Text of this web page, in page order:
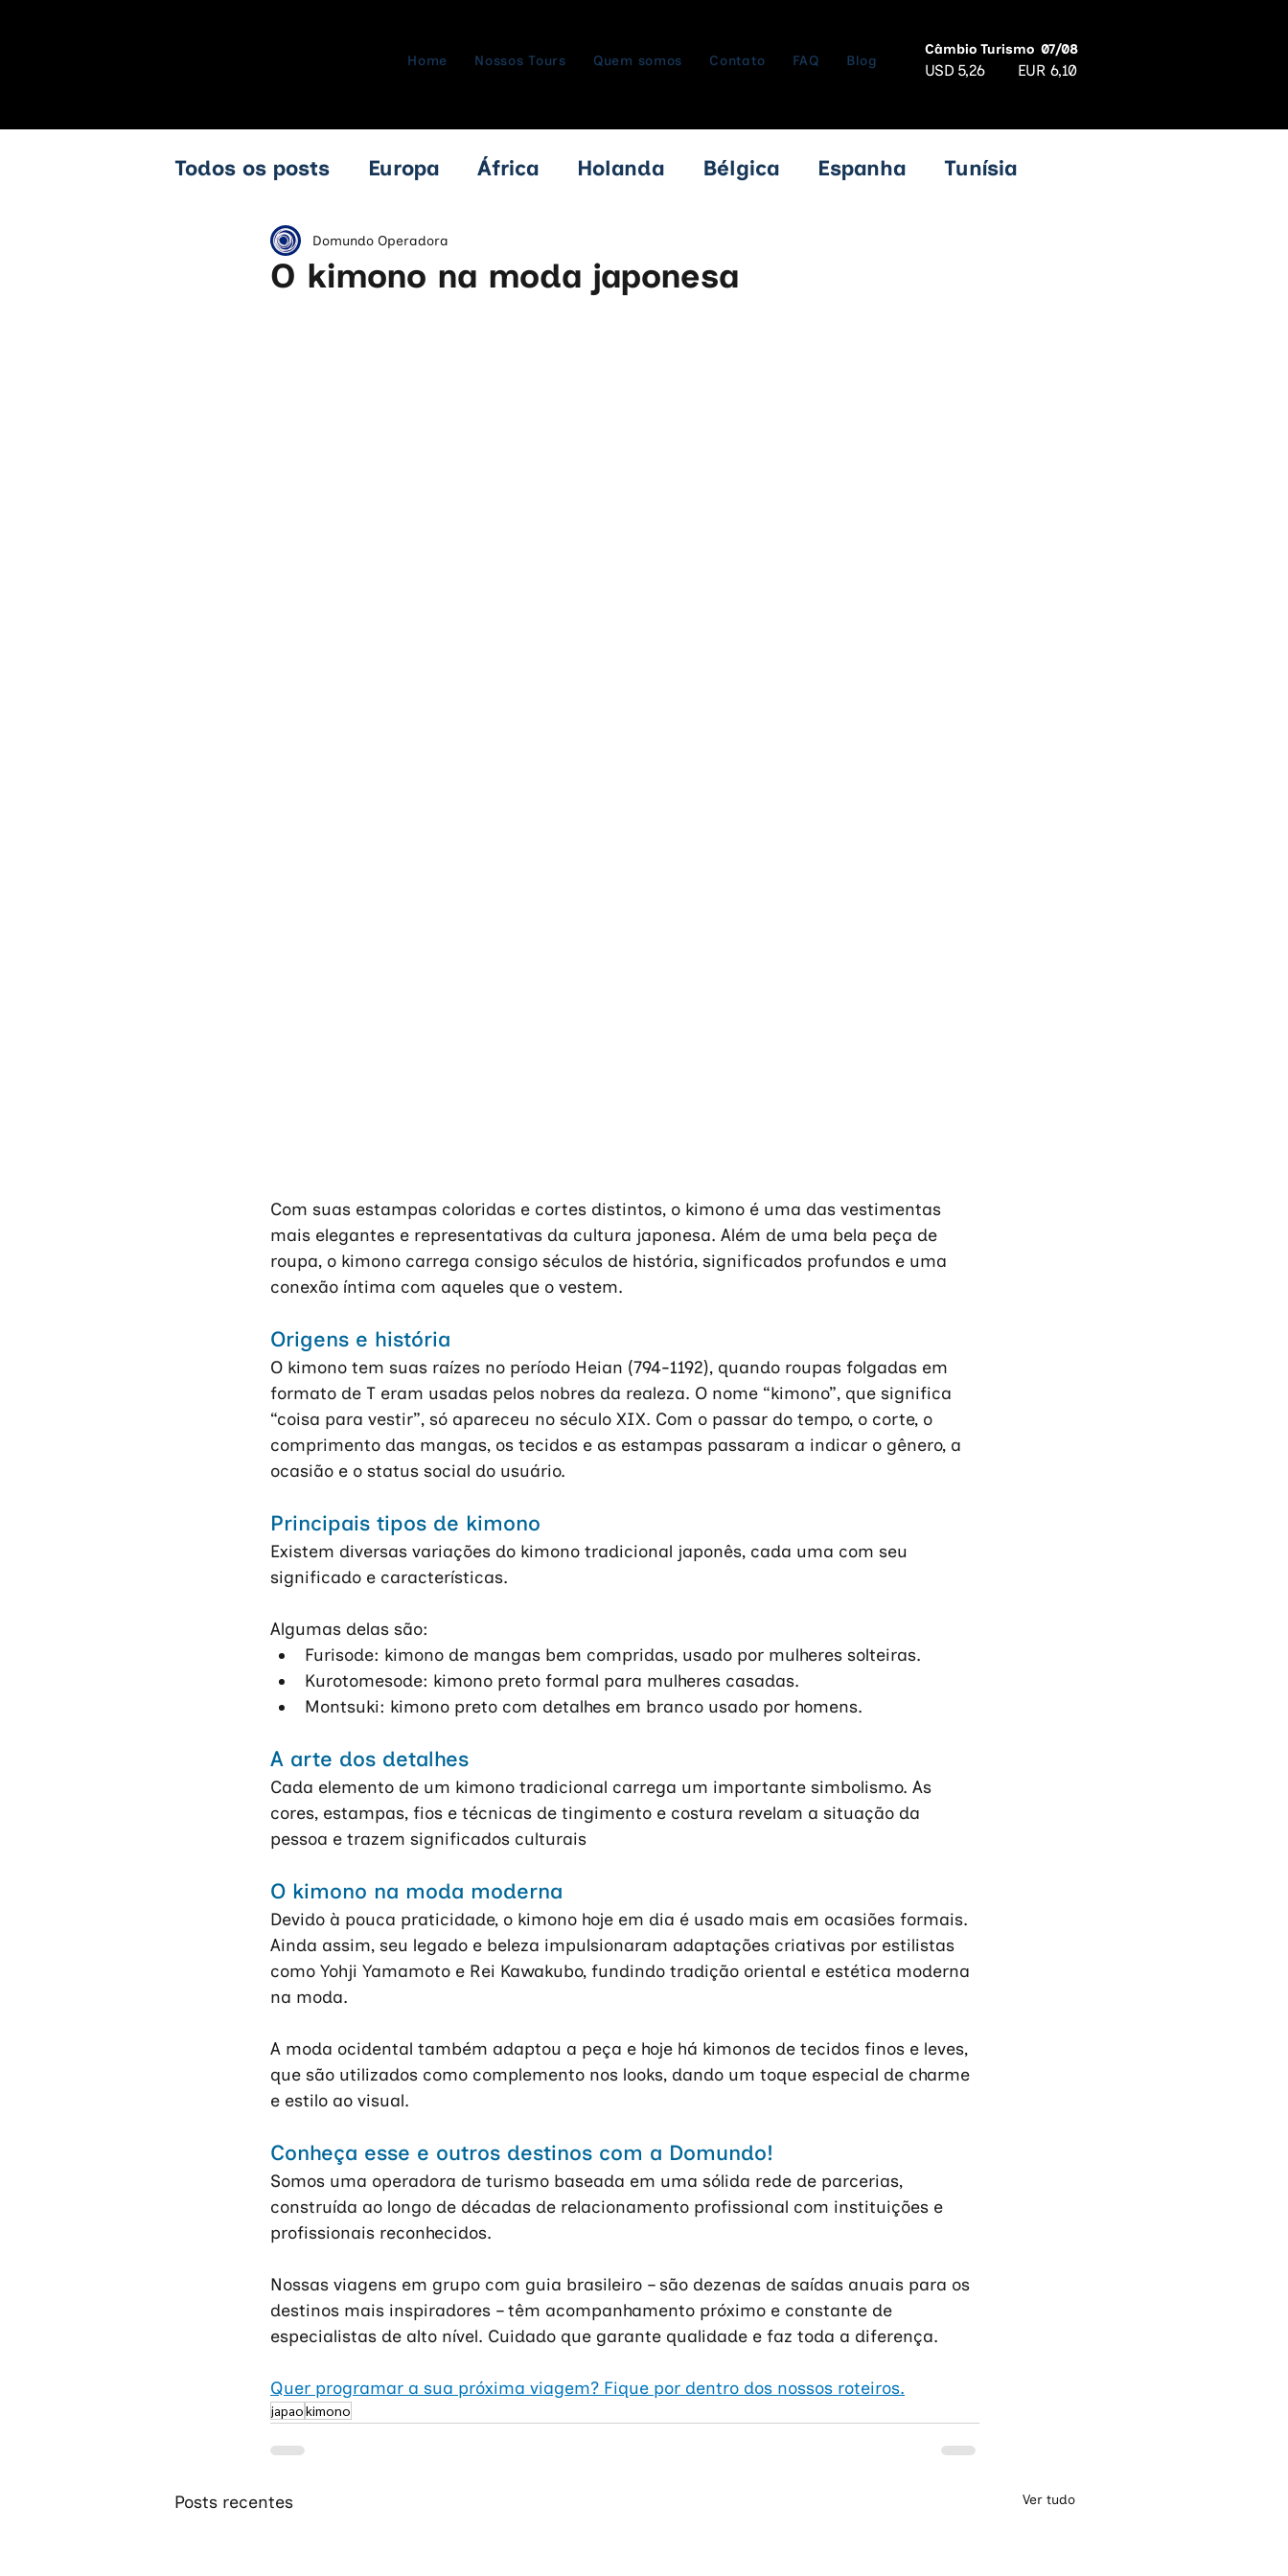
Home Nossos Tours Quem somos Contato FAQ Blog
Câmbio Turismo 07/08
USD 5,26 EUR 6,10
Todos os posts Europa África Holanda Bélgica Espanha Tunísia
África do Sul Zimbabwe
O kimono na moda japonesa
Domundo Operadora
Com suas estampas coloridas e cortes distintos, o kimono é uma das vestimentas
mais elegantes e representativas da cultura japonesa. Além de uma bela peça de
roupa, o kimono carrega consigo séculos de história, significados profundos e uma
conexão íntima com aqueles que o vestem.
Origens e história
O kimono tem suas raízes no período Heian (794-1192), quando roupas folgadas em
formato de T eram usadas pelos nobres da realeza. O nome “kimono”, que significa
“coisa para vestir”, só apareceu no século XIX. Com o passar do tempo, o corte, o
comprimento das mangas, os tecidos e as estampas passaram a indicar o gênero, a
ocasião e o status social do usuário.
Principais tipos de kimono
Existem diversas variações do kimono tradicional japonês, cada uma com seu
significado e características.
Algumas delas são:
Furisode: kimono de mangas bem compridas, usado por mulheres solteiras.
Kurotomesode: kimono preto formal para mulheres casadas.
Montsuki: kimono preto com detalhes em branco usado por homens.
A arte dos detalhes
Cada elemento de um kimono tradicional carrega um importante simbolismo. As
cores, estampas, fios e técnicas de tingimento e costura revelam a situação da
pessoa e trazem significados culturais
O kimono na moda moderna
Devido à pouca praticidade, o kimono hoje em dia é usado mais em ocasiões formais.
Ainda assim, seu legado e beleza impulsionaram adaptações criativas por estilistas
como Yohji Yamamoto e Rei Kawakubo, fundindo tradição oriental e estética moderna
na moda.
A moda ocidental também adaptou a peça e hoje há kimonos de tecidos finos e leves,
que são utilizados como complemento nos looks, dando um toque especial de charme
e estilo ao visual.
Conheça esse e outros destinos com a Domundo!
Somos uma operadora de turismo baseada em uma sólida rede de parcerias,
construída ao longo de décadas de relacionamento profissional com instituições e
profissionais reconhecidos.
Nossas viagens em grupo com guia brasileiro – são dezenas de saídas anuais para os
destinos mais inspiradores – têm acompanhamento próximo e constante de
especialistas de alto nível. Cuidado que garante qualidade e faz toda a diferença.
Quer programar a sua próxima viagem? Fique por dentro dos nossos roteiros.
japaokimono
Posts recentes Ver tudo